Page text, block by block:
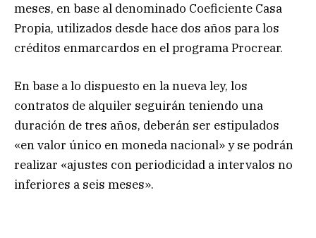
meses, en base al denominado Coeficiente Casa
Propia, utilizados desde hace dos años para los
créditos enmarcardos en el programa Procrear.
En base a lo dispuesto en la nueva ley, los
contratos de alquiler seguirán teniendo una
duración de tres años, deberán ser estipulados
«en valor único en moneda nacional» y se podrán
realizar «ajustes con periodicidad a intervalos no
inferiores a seis meses».